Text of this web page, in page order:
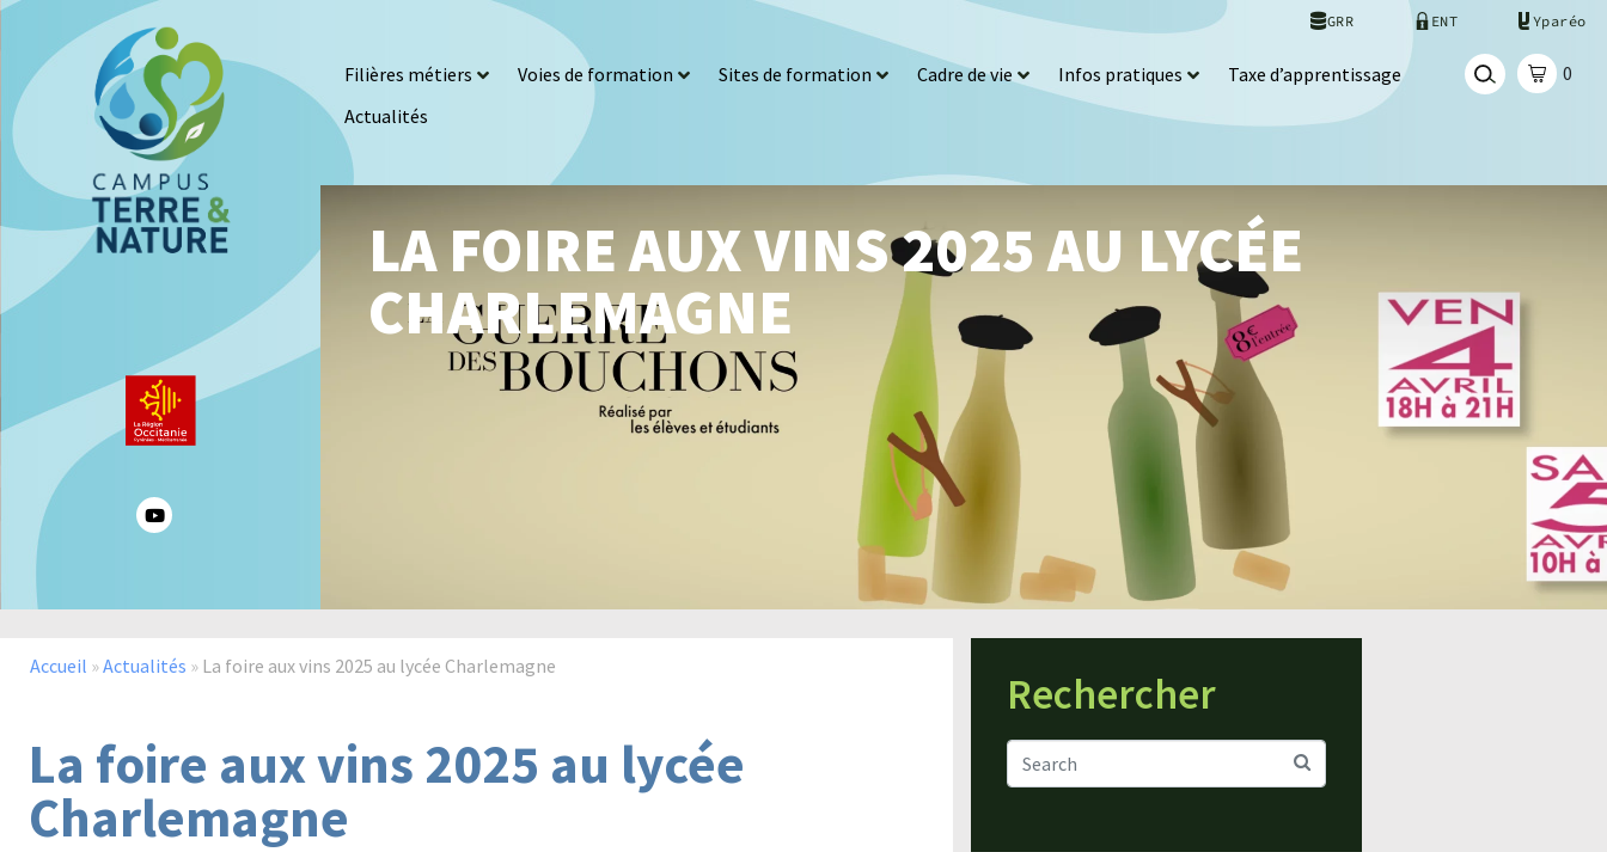
GRR ENT Yparéo
Filières métiers Voies de formation Sites de formation Cadre de vie Infos pratiques
Taxe d’apprentissage
Actualités
0
LA FOIRE AUX VINS 2025 AU LYCÉE
CHARLEMAGNE
Accueil »Actualités » La foire aux vins 2025 au lycée Charlemagne
La foire aux vins 2025 au lycée
Charlemagne
Rechercher